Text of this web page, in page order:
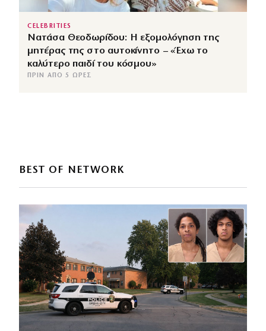
CELEBRITIES
Νατάσα Θεοδωρίδου: Η εξομολόγηση της
μητέρας της στο αυτοκίνητο – «Έχω το
καλύτερο παιδί του κόσμου»
ΠΡΙΝ ΑΠΌ 5 ΏΡΕΣ
BEST OF NETWORK